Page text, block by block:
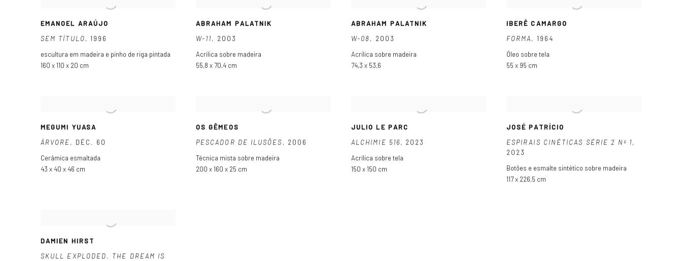
EMANOEL ARAÚJO
SEM TÍTULO, 1996
escultura em madeira e pinho de riga pintada
160 x 110 x 20 cm
ABRAHAM PALATNIK
W-11, 2003
Acrílica sobre madeira
55,8 x 70,4 cm
ABRAHAM PALATNIK
W-08, 2003
Acrílica sobre madeira
74,3 x 53,6
IBERÊ CAMARGO
FORMA, 1964
Óleo sobre tela
55 x 95 cm
MEGUMI YUASA
ÁRVORE, DÉC. 60
Cerâmica esmaltada
43 x 40 x 46 cm
OS GÊMEOS
PESCADOR DE ILUSÕES , 2006
Técnica mista sobre madeira
200 x 160 x 25 cm
JULIO LE PARC
ALCHIMIE 516, 2023
Acrílica sobre tela
150 x 150 cm
JOSÉ PATRÍCIO
ESPIRAIS CINÉTICAS SÉRIE 2 Nº 1,
2023
Botões e esmalte sintético sobre madeira
117 x 226,5 cm
DAMIEN HIRST
SKULL EXPLODED. THE DREAM IS